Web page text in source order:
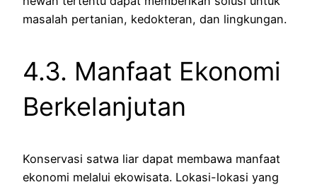
masalah pertanian, kedokteran, dan lingkungan.
4.3. Manfaat Ekonomi
Berkelanjutan
Konservasi satwa liar dapat membawa manfaat
ekonomi melalui ekowisata. Lokasi-lokasi yang